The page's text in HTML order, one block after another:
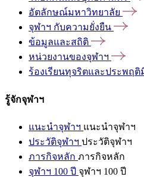
อัตลักษณ์มหาวิทยาลัย
จุฬาฯ กับความยั่งยืน
ข้อมูลและสถิติ
หน่วยงานของจุฬาฯ
ร้องเรียนทุจริตและประพฤ
รู้จักจุฬาฯ
แนะนำจุฬาฯ แนะนำจุฬาฯ
ประวัติจุฬาฯ ประวัติจุฬาฯ
ภารกิจหลัก ภารกิจหลัก
จุฬาฯ 100 ปี จุฬาฯ 100 ปี